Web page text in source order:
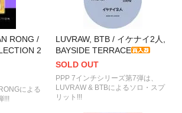
RONG /
2
による
!!!
LUVRAW, BTB / イケナイ2人,
BAYSIDE TERRACE
SOLD OUT
PPP 7インチシリーズ第7弾は、
LUVRAW & BTBによるソロ・スプ
リット!!!